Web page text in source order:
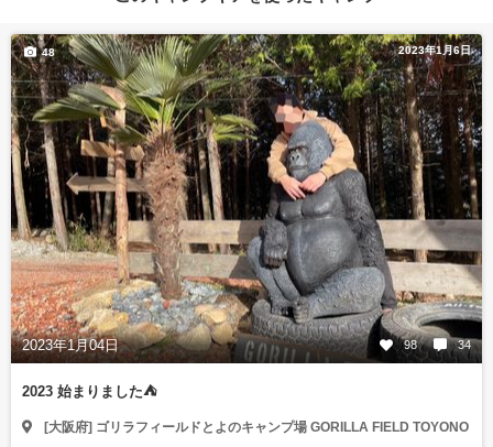
2023年1月6日
2023年1月04日 98 34
48
2023 始まりました⛺️
[大阪府] ゴリラフィールドとよのキャンプ場 GORILLA FIELD TOYONO